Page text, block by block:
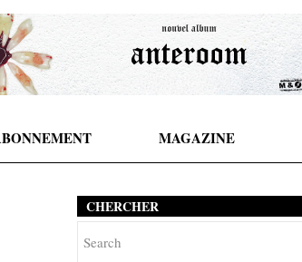
MAGAZINE
CHERCHER